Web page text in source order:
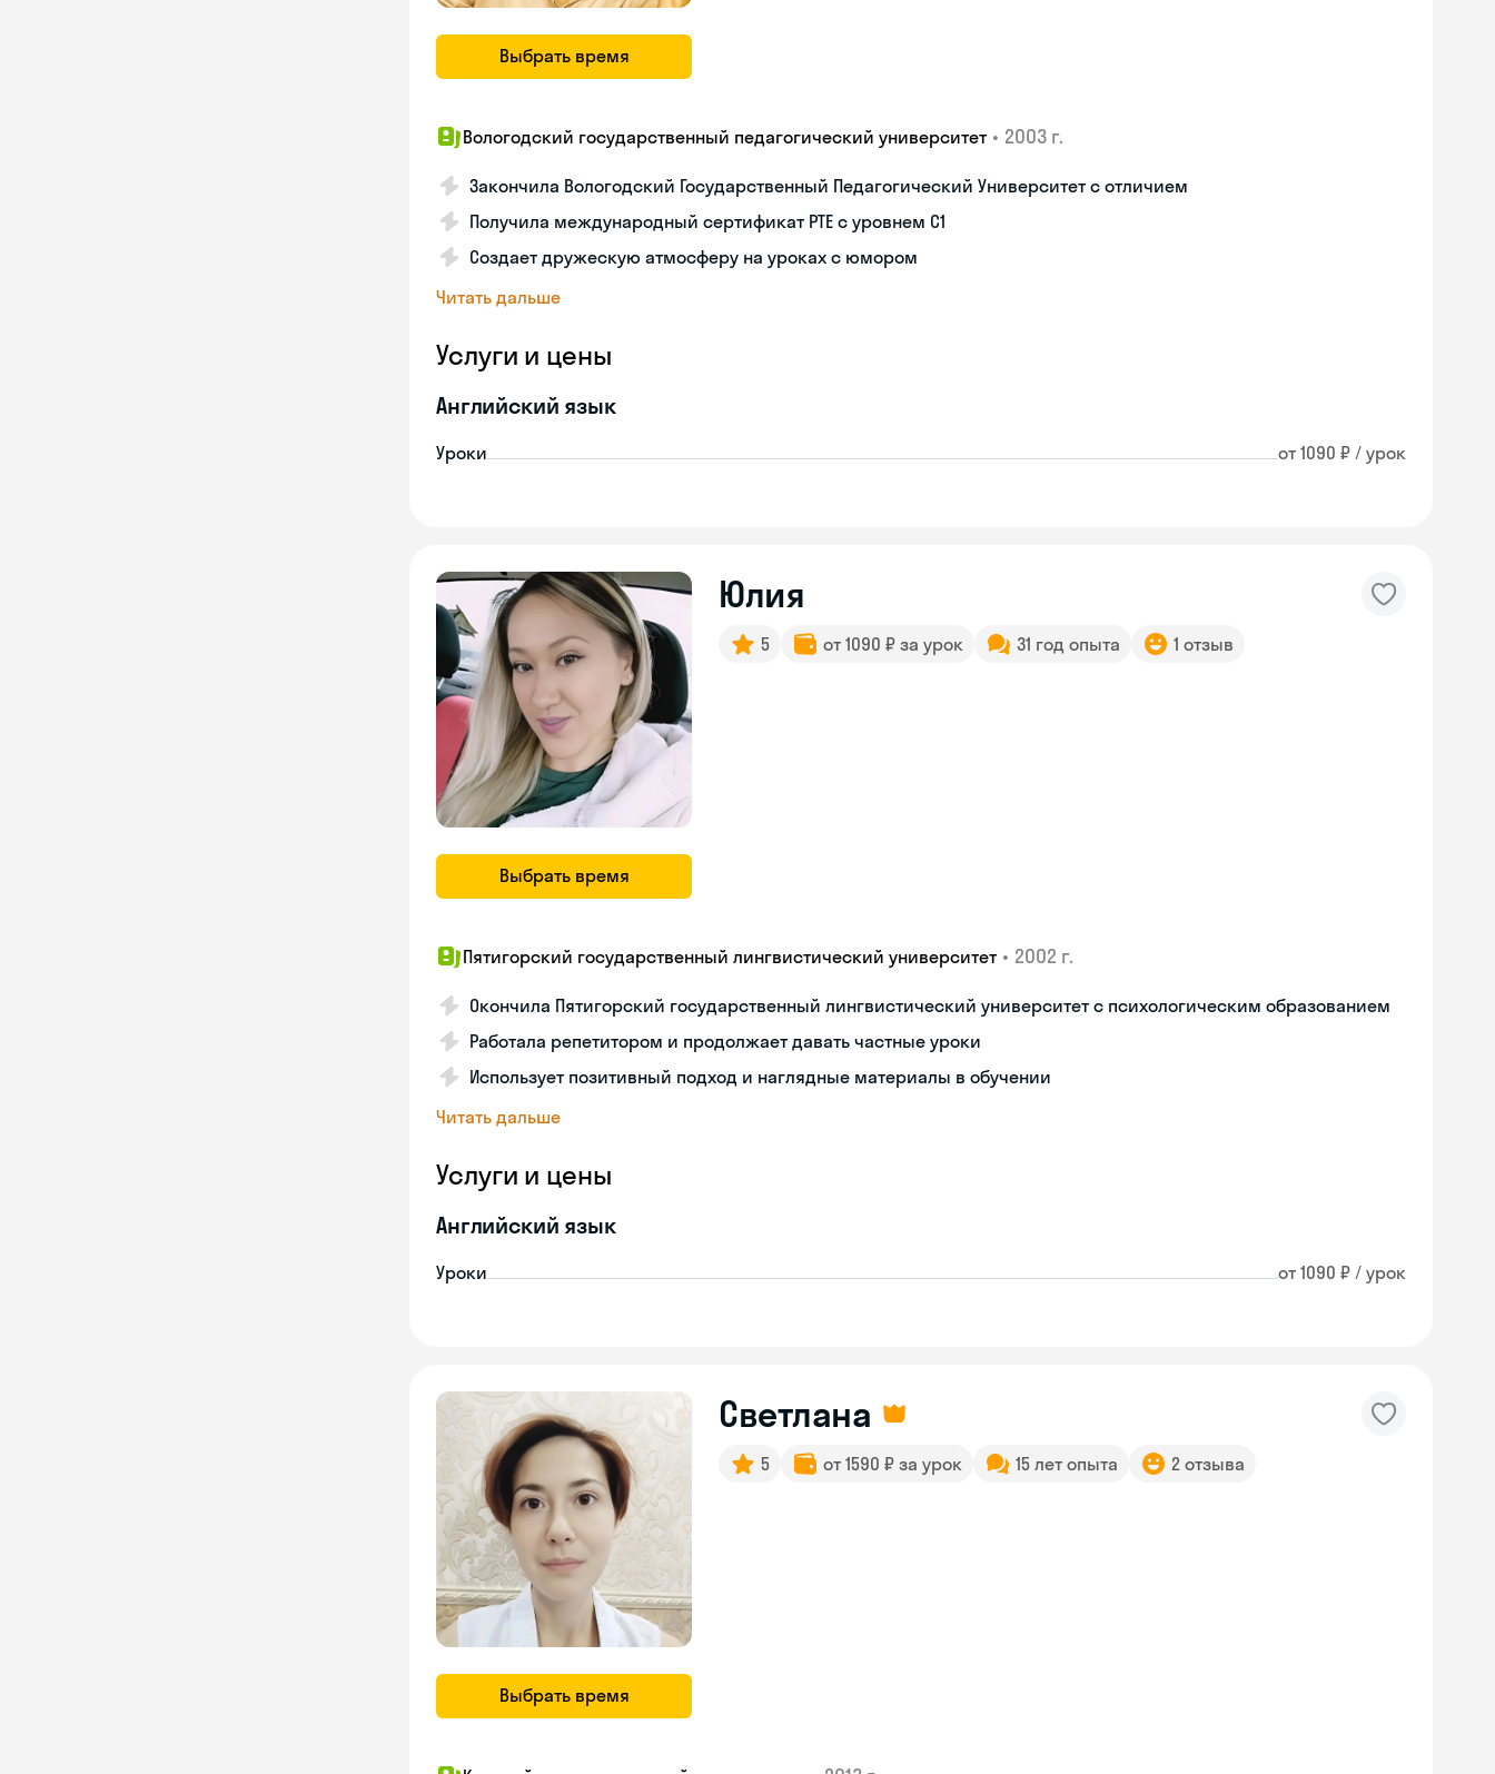
Выбрать время
Вологодский государственный педагогический университет • 2003 г.
Закончила Вологодский Государственный Педагогический Университет с отличием
Получила международный сертификат PTE с уровнем C1
Создает дружескую атмосферу на уроках с юмором
Читать дальше
Услуги и цены
Английский язык
Уроки от 1090 ₽ / урок
Выбрать время
Юлия
5 от 1090 ₽ за урок 31 год опыта 1 отзыв
Пятигорский государственный лингвистический университет • 2002 г.
Окончила Пятигорский государственный лингвистический университет с психологическим образованием
Работала репетитором и продолжает давать частные уроки
Использует позитивный подход и наглядные материалы в обучении
Читать дальше
Услуги и цены
Английский язык
Уроки от 1090 ₽ / урок
Выбрать время
Светлана
5 от 1590 ₽ за урок 15 лет опыта 2 отзыва